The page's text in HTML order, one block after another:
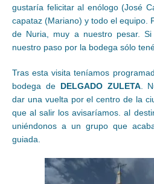
gustaría felicitar al enólogo (José
capataz (Mariano) y todo el equipo.
de Nuria, muy a nuestro pesar.
nuestro paso por la bodega sólo
Tras esta visita teníamos
bodega de DELGADO ZULETA.
dar una vuelta por el centro de la
que al salir los avisaríamos. al
uniéndonos a un grupo que
guiada.